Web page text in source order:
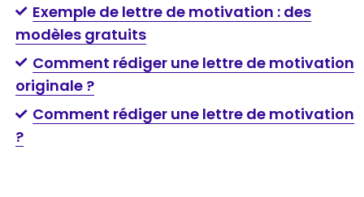
Exemple de lettre de motivation : des
modèles gratuits
Comment rédiger une lettre de motivation
originale ?
Comment rédiger une lettre de motivation
?